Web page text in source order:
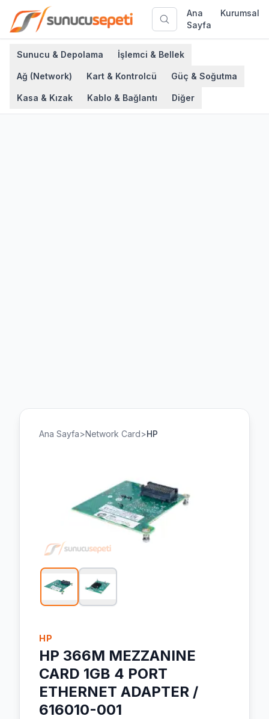
Ana
Sayfa
Kurumsal
Sunucu & Depolama İşlemci & Bellek
Ağ (Network) Kart & Kontrolcü Güç & Soğutma
Kasa & Kızak Kablo & Bağlantı Diğer
Ana Sayfa>Network Card>HP
HP
HP 366M MEZZANINE
CARD 1GB 4 PORT
ETHERNET ADAPTER /
616010-001